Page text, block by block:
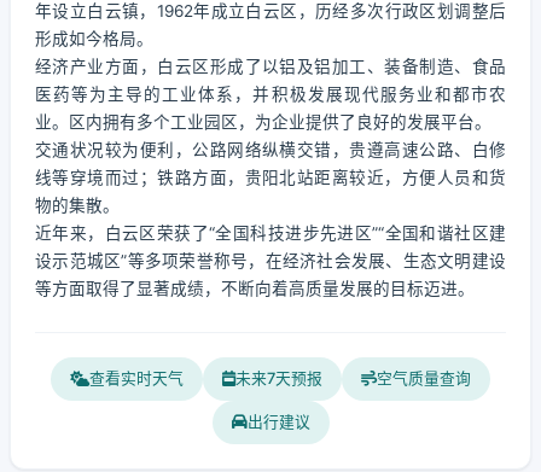
年设立白云镇，1962年成立白云区，历经多次行政区划调整后
形成如今格局。
经济产业方面，白云区形成了以铝及铝加工、装备制造、食品
医药等为主导的工业体系，并积极发展现代服务业和都市农
业。区内拥有多个工业园区，为企业提供了良好的发展平台。
交通状况较为便利，公路网络纵横交错，贵遵高速公路、白修
线等穿境而过；铁路方面，贵阳北站距离较近，方便人员和货
物的集散。
近年来，白云区荣获了“全国科技进步先进区”“全国和谐社区建
设示范城区”等多项荣誉称号，在经济社会发展、生态文明建设
等方面取得了显著成绩，不断向着高质量发展的目标迈进。
查看实时天气 未来7天预报 空气质量查询
出行建议